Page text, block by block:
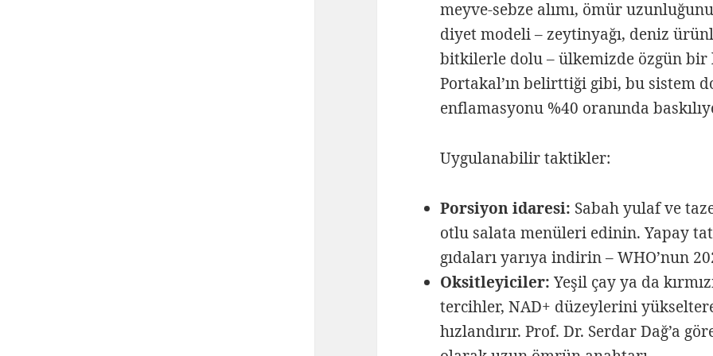
meyve-sebze alımı, ömür
diyet modeli – zeytinyağı, deniz
bitkilerle dolu – ülkemizde özgün bir
Portakal’ın belirttiği gibi, bu sistem
enflamasyonu %40 oranında
Uygulanabilir taktikler:
Porsiyon idaresi: Sabah yulaf ve
otlu salata menüleri edinin. Yapay
gıdaları yarıya indirin – WHO’nun
Oksitleyiciler: Yeşil çay ya da
tercihler, NAD+ düzeylerini
hızlandırır. Prof. Dr. Serdar Dağ’a